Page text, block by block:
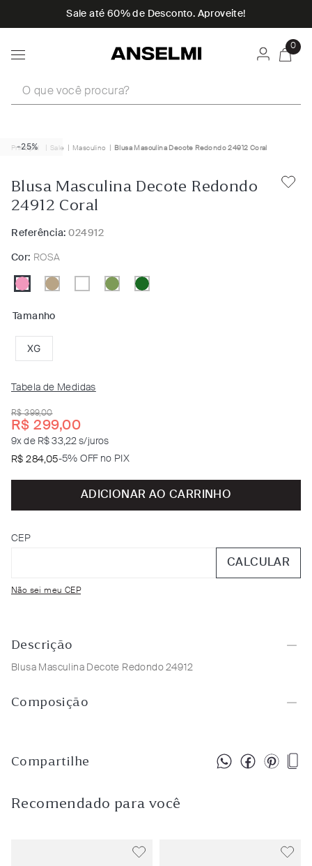
Sale até 60% de Desconto. Aproveite!
0
Sale Masculino Blusa Masculina Decote Redondo 24912 Coral
-25%
Blusa Masculina Decote Redondo
24912 Coral
Referência: 024912
Cor: ROSA
Tamanho
XG
Tabela de Medidas
R$ 399,00
R$ 299,00
9x de R$ 33,22 s/juros
R$ 284,05-5% OFF no PIX
ADICIONAR AO CARRINHO
CEP
Não sei meu CEP
CALCULAR
Descrição
Blusa Masculina Decote Redondo 24912
Composição
Compartilhe
Recomendado para você